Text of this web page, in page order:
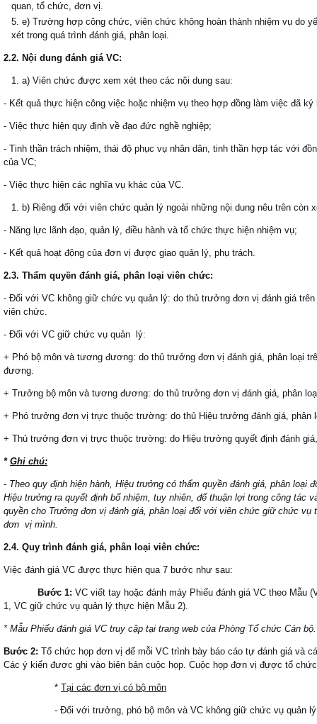
quan, tổ chức, đơn vị.
e) Trường hợp công chức, viên chức không hoàn thành nhiệm vụ do
xét trong quá trình đánh giá, phân loại.
2.2. Nội dung đánh giá VC:
a) Viên chức được xem xét theo các nội dung sau:
- Kết quả thực hiện công việc hoặc nhiệm vụ theo hợp đồng làm việc đã ký
- Việc thực hiện quy định về đạo đức nghề nghiệp;
- Tinh thần trách nhiệm, thái độ phục vụ nhân dân, tinh thần hợp tác với
của VC;
- Việc thực hiện các nghĩa vụ khác của VC.
b) Riêng đối với viên chức quản lý ngoài những nội dung nêu trên còn
- Năng lực lãnh đạo, quản lý, điều hành và tổ chức thực hiện nhiệm vụ;
- Kết quả hoạt động của đơn vị được giao quản lý, phụ trách.
2.3. Thẩm quyền đánh giá, phân loại viên chức:
- Đối với VC không giữ chức vụ quản lý: do thủ trưởng đơn vị đánh giá
viên chức.
- Đối với VC giữ chức vụ quản lý:
+ Phó bộ môn và tương đương: do thủ trưởng đơn vị đánh giá, phân loại
đương.
+ Trưởng bộ môn và tương đương: do thủ trưởng đơn vị đánh giá, phân
+ Phó trưởng đơn vị trực thuộc trường: do thủ Hiệu trưởng đánh giá,
+ Thủ trưởng đơn vị trực thuộc trường: do Hiệu trưởng quyết định đánh
* Ghi chú:
- Theo quy định hiện hành, Hiệu trưởng có thẩm quyền đánh giá, phân
Hiệu trưởng ra quyết định bổ nhiệm, tuy nhiên, để thuận lợi trong công tác
quyền cho Trưởng đơn vị đánh giá, phân loại đối với viên chức giữ chức
đơn vị mình.
2.4. Quy trình đánh giá, phân loại viên chức:
Việc đánh giá VC được thực hiện qua 7 bước như sau:
Bước 1: VC viết tay hoặc đánh máy Phiếu đánh giá VC theo Mẫu
1, VC giữ chức vụ quản lý thực hiện Mẫu 2).
* Mẫu Phiếu đánh giá VC truy cập tại trang web của Phòng Tổ chức Cán bộ.
Bước 2: Tổ chức họp đơn vị để mỗi VC trình bày báo cáo tự đánh giá và
Các ý kiến được ghi vào biên bản cuộc họp. Cuộc họp đơn vị được tổ
* Tại các đơn vị có bộ môn
- Đối với trưởng, phó bộ môn và VC không giữ chức vụ quản lý: